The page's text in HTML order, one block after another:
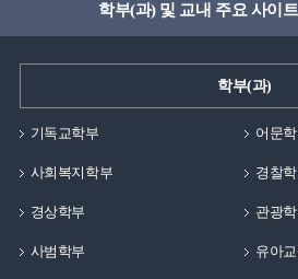
학부(과) 및 교내 주요 사이트
학부(과)
기독교학부 어문
사회복지학부 경찰
경상학부 관광
사범학부 유아